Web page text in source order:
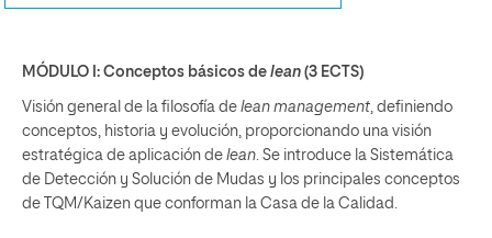
MÓDULO I: Conceptos básicos de lean (3 ECTS)
Visión general de la filosofía de lean management, definiendo
conceptos, historia y evolución, proporcionando una visión
estratégica de aplicación de lean. Se introduce la Sistemática
de Detección y Solución de Mudas y los principales conceptos
de TQM/Kaizen que conforman la Casa de la Calidad.